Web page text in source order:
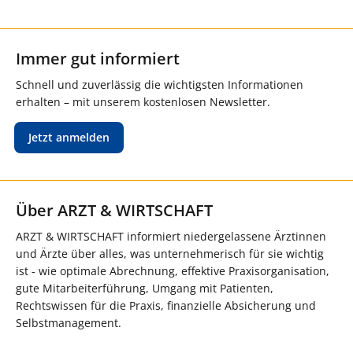
Immer gut informiert
Schnell und zuverlässig die wichtigsten Informationen
erhalten – mit unserem kostenlosen Newsletter.
Jetzt anmelden
Über ARZT & WIRTSCHAFT
ARZT & WIRTSCHAFT informiert niedergelassene Ärztinnen
und Ärzte über alles, was unternehmerisch für sie wichtig
ist - wie optimale Abrechnung, effektive Praxisorganisation,
gute Mitarbeiterführung, Umgang mit Patienten,
Rechtswissen für die Praxis, finanzielle Absicherung und
Selbstmanagement.